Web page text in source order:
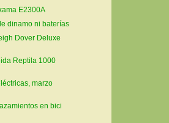
E2300A
dinamo ni baterías
Dover Deluxe
Reptila 1000
marzo
en bici